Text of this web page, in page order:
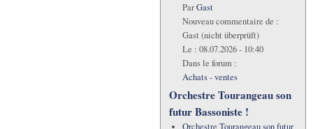
ParGast
Nouveau commentaire de :
Gast (nicht überprüft)
Le : 08.07.2026 - 10:40
Dans le forum :
Achats - ventes
Orchestre Tourangeau son
futur Bassoniste !
Orchestre Tourangeau son futur